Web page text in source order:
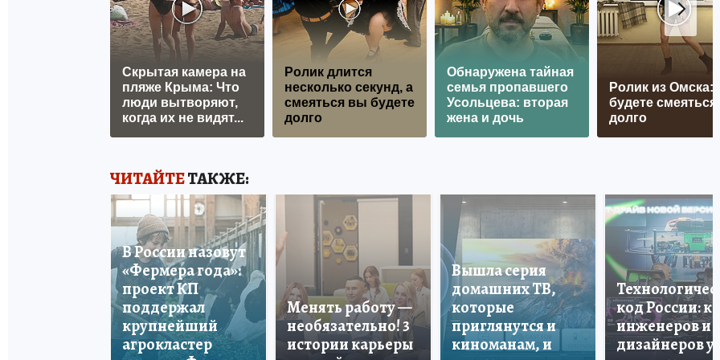
Скрытая камера на
пляже Крыма: Что
люди вытворяют,
когда их не видят...
Ролик длится
несколько секунд, а
смеяться вы будете
долго
Обнаружена тайная
семья пропавшего
Усольцева: вторая
жена и дочь
Ролик из Омска:
будете смеяться
долго
ЧИТАЙТЕТАКЖЕ:
В России назовут
«Фермера года»:
проект КП
поддержал
крупнейший
агрокластер
Менять работу —
необязательно! 3
истории карьеры
Вышла серия
домашних ТВ,
которые
приглянутся и
киноманам, и
код России: как
инженеров и
дизайнеров